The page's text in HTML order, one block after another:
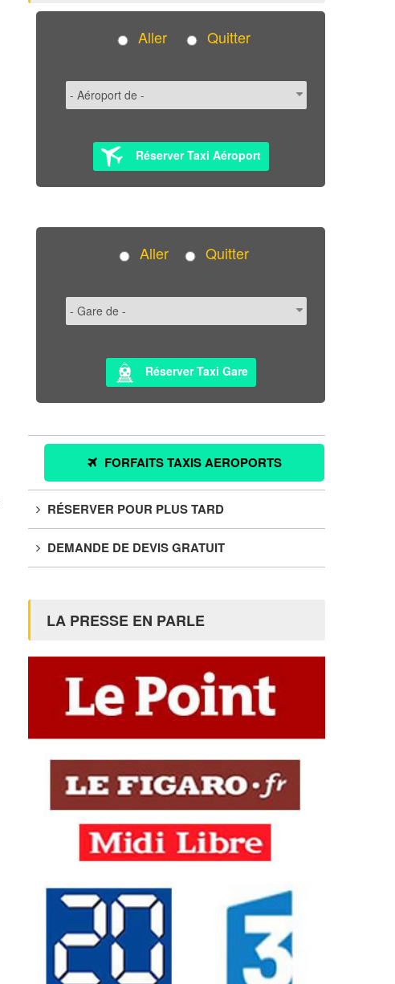
Aller Quitter
Réserver Taxi Aéroport
Aller Quitter
Réserver Taxi Gare
FORFAITS TAXIS AEROPORTS
RÉSERVER POUR PLUS TARD
DEMANDE DE DEVIS GRATUIT
LA PRESSE EN PARLE